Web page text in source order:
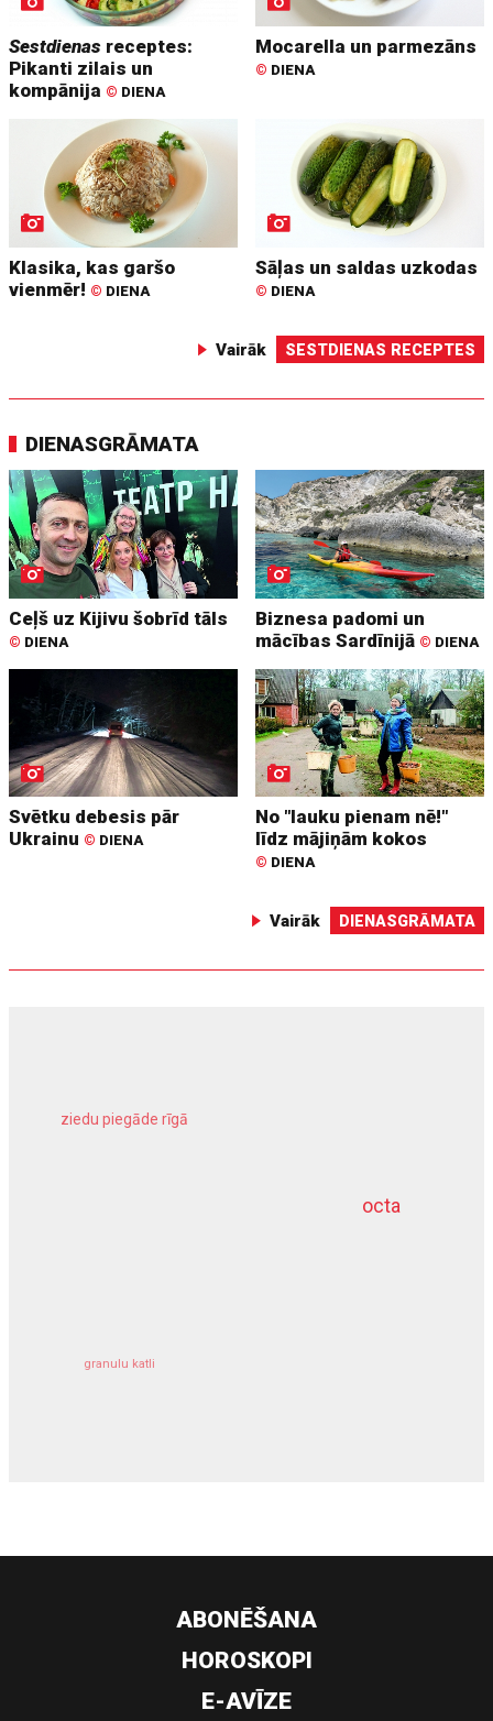
Sestdienas receptes:
Pikanti zilais un
kompānija © DIENA
Mocarella un parmezāns
© DIENA
Klasika, kas garšo
vienmēr! © DIENA
Sāļas un saldas uzkodas
© DIENA
Vairāk SESTDIENAS RECEPTES
DIENASGRĀMATA
Ceļš uz Kijivu šobrīd tāls
© DIENA
Biznesa padomi un
mācības Sardīnijā © DIENA
Svētku debesis pār
Ukrainu © DIENA
No "lauku pienam nē!"
līdz mājiņām kokos
© DIENA
Vairāk DIENASGRĀMATA
octa
ziedu piegāde rīgā
granulu katli
dziļurbums
ABONĒŠANA
HOROSKOPI
E-AVĪZE